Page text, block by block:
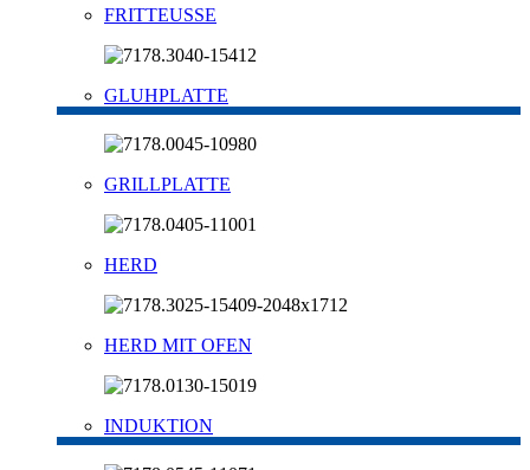
FRITTEUSSE
GLUHPLATTE
GRILLPLATTE
HERD
HERD MIT OFEN
INDUKTION